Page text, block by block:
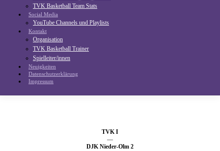
TVK Basketball Team Stats
Social Media
YouTube Channels und Playlists
Kontakt
Organisation
TVK Basketball Trainer
Spielleiter/innen
Neuigkeiten
Datenschutzerklärung
Impressum
TVK I
—
DJK Nieder-Olm 2